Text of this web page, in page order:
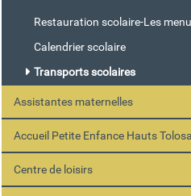
Restauration scolaire-Les
Calendrier scolaire
Transports scolaires
Assistantes maternelles
Accueil Petite Enfance Hauts
Centre de loisirs